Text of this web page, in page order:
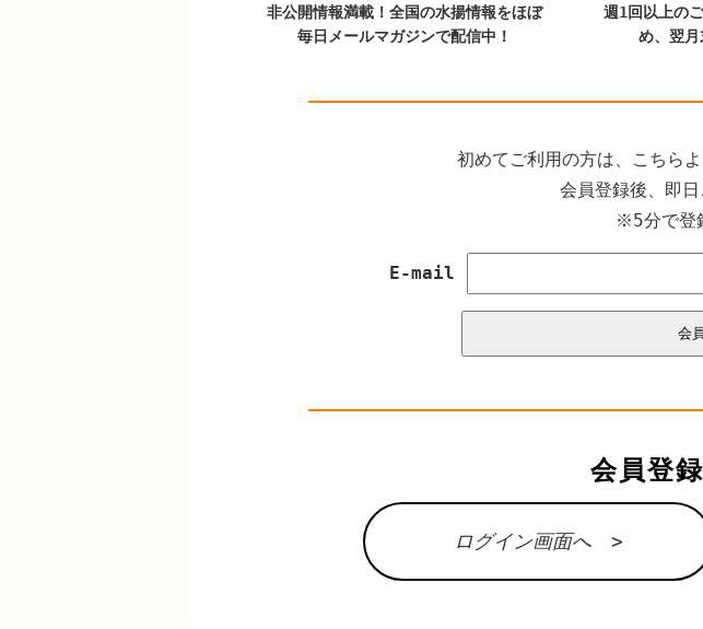
非公開情報満載！全国の水揚情報をほぼ
毎日メールマガジンで配信中！
週1回以上の
め、翌
初めてご利用の方は、こちら
会員登録後、即日
※5分で登
E-mail
会員登
ログイン画面へ >